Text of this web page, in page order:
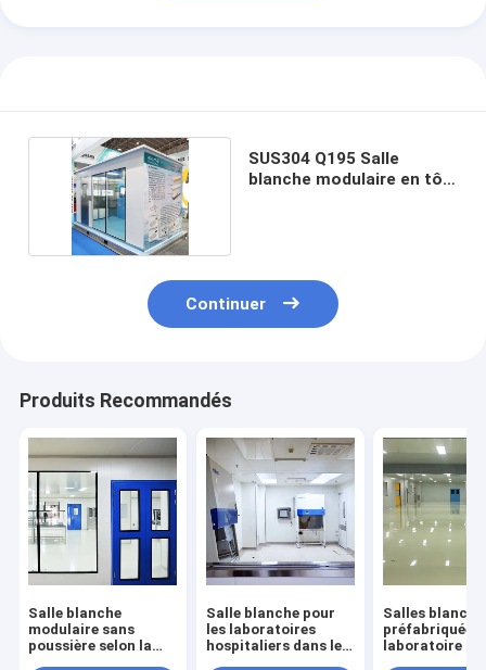
SUS304 Q195 Salle
blanche modulaire en tôle
Continuer
Produits Recommandés
Salle blanche
modulaire sans
poussière selon la
Salle blanche pour
les laboratoires
hospitaliers dans les
Salles
préfabriquées
laboratoire de